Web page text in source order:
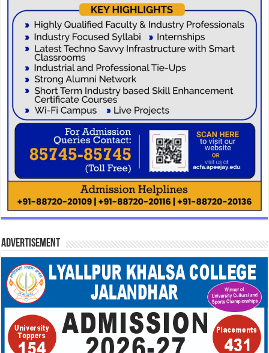
Advertisement